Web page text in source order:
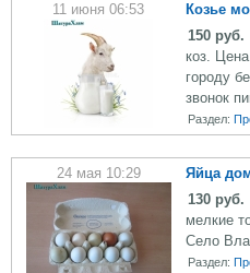
11 июня 06:53
Козье
150 руб.
коз.
городу
звонок
Раздел:
24 мая 10:29
Яйца
130 руб.
мелкие
Село
Раздел: